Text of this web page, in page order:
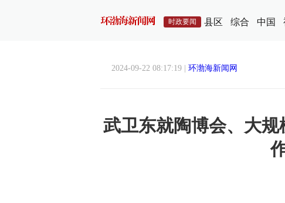
时政要闻 县区 综合 中国
2024-09-22 08:17:19 | 环渤海新闻网
武卫东就陶博会、大